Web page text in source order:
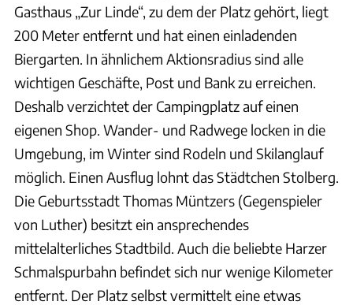
Gasthaus „Zur Linde“, zu dem der Platz gehört, liegt
200 Meter entfernt und hat einen einladenden
Biergarten. In ähnlichem Aktionsradius sind alle
wichtigen Geschäfte, Post und Bank zu erreichen.
Deshalb verzichtet der Campingplatz auf einen
eigenen Shop. Wander- und Radwege locken in die
Umgebung, im Winter sind Rodeln und Skilanglauf
möglich. Einen Ausflug lohnt das Städtchen Stolberg.
Die Geburtsstadt Thomas Müntzers (Gegenspieler
von Luther) besitzt ein ansprechendes
mittelalterliches Stadtbild. Auch die beliebte Harzer
Schmalspurbahn befindet sich nur wenige Kilometer
entfernt. Der Platz selbst vermittelt eine etwas